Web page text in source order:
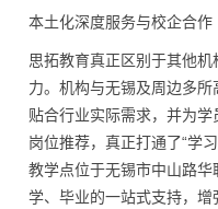
本土化深度服务与校企合作
思拓教育真正区别于其他
力。机构与无锡及周边多
贴合行业实际需求，并为
岗位推荐，真正打通了“学
教学点位于无锡市中山路
学、毕业的一站式支持，